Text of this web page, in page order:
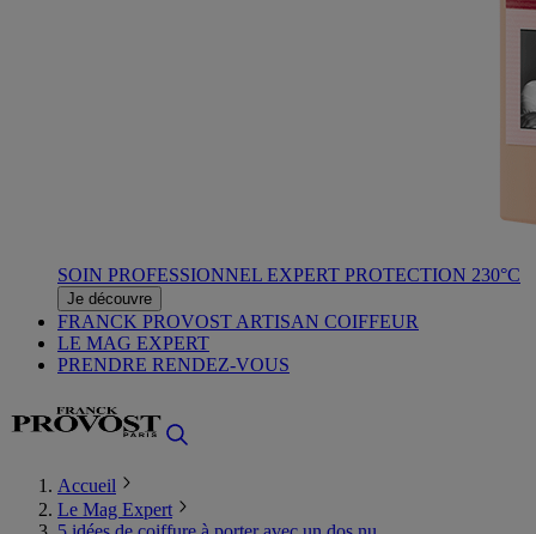
SOIN PROFESSIONNEL EXPERT PROTECTION 230°C
Je découvre
FRANCK PROVOST ARTISAN COIFFEUR
LE MAG EXPERT
PRENDRE RENDEZ-VOUS
Accueil
Le Mag Expert